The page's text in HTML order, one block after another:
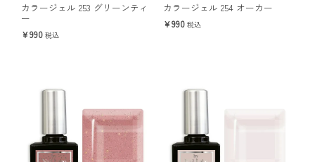
カラージェル 253 グリーンティ
ー
990 税込
カラージェル 254 オーカー
990 税込